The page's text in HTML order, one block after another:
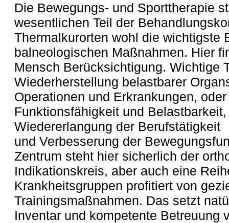
Die Bewegungs- und Sporttherapie
wesentlichen Teil der
Thermalkurorten wohl die wichtigste
balneologischen Maßnahmen. Hier
Mensch Berücksichtigung. Wichtige
Wiederherstellung belastbarer
Operationen und Erkrankungen,
Funktionsfähigkeit und
Wiedererlangung der Berufstätigkeit
und Verbesserung der
Zentrum steht hier sicherlich der
Indikationskreis, aber auch eine
Krankheitsgruppen profitiert von
Trainingsmaßnahmen. Das setzt
Inventar und kompetente Betreuung